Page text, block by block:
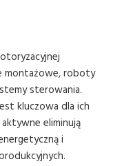
montażowe, roboty
sterowania.
kluczowa dla ich
eliminują
i